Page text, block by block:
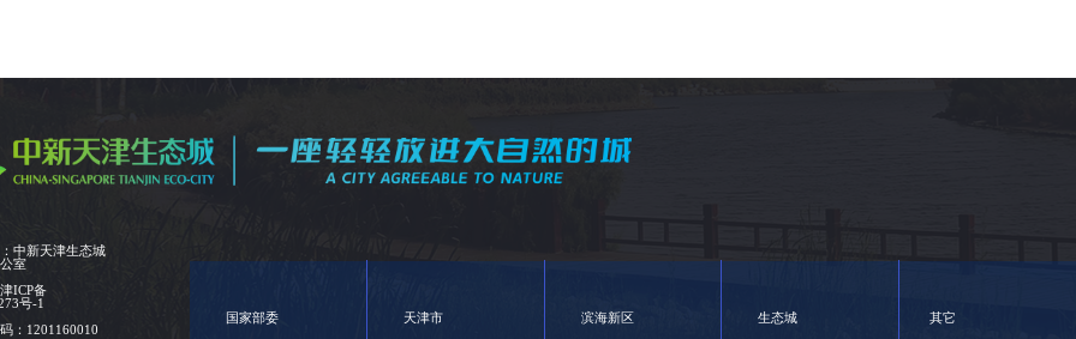
中新天津生态城
室
津ICP备
号-1
：1201160010
国家部委 天津市 滨海新区 生态城 其它